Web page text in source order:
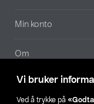
Vi bruker
Ved å trykke på
Min konto
Om
Aktuelt